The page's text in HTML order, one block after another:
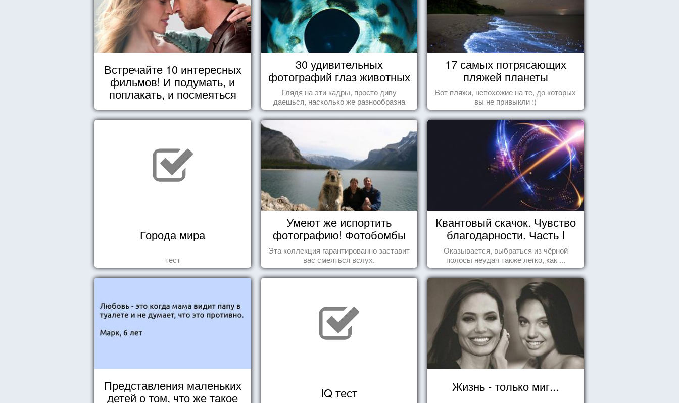
Встречайте 10 интересных
фильмов! И подумать, и
поплакать, и посмеяться
30 удивительных
фотографий глаз животных
Глядя на эти кадры, просто диву
даешься, насколько же разнообразна
природа нашего мира!
17 самых потрясающих
пляжей планеты
Вот пляжи, непохожие на те, до которых
вы не привыкли :)
Города мира
тест
Умеют же испортить
фотографию! Фотобомбы
животных
Эта коллекция гарантированно заставит
вас смеяться вслух.
Квантовый скачок. Чувство
благодарности. Часть I
Оказывается, выбраться из чёрной
полосы неудач также легко, как ...
Представления маленьких
детей о том, что же такое
IQ тест Жизнь - только миг...